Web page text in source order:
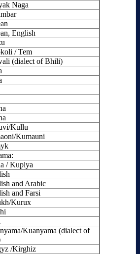
Naga
English
/ Tem
(dialect of Bhili)
Kullu
Kumauni
/ Kupiya
and Arabic
and Farsi
Kurux
Kuanyama (dialect of
/Kirghiz